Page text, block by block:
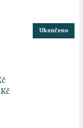
Ukončeno